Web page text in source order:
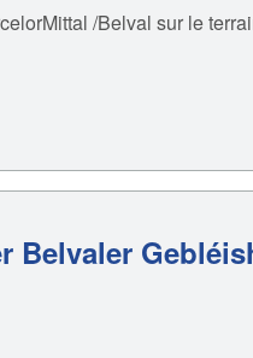
/Belval sur le
Belvaler